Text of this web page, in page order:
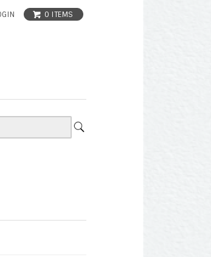
0 ITEMS